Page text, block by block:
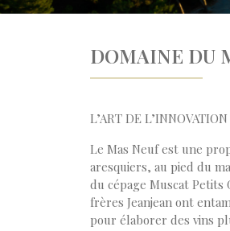
DOMAINE DU
L’ART DE L’INNOVATION
Le Mas Neuf est une
aresquiers, au pied du
du cépage Muscat Petits
frères Jeanjean ont
pour élaborer des vins